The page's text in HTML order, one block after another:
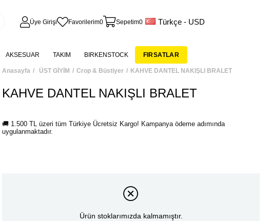
Üye Girişi Favorilerim0 Sepetim0 Türkçe - USD
AKSESUAR TAKIM BIRKENSTOCK FIRSATLAR
Anasayfa ÜST GİYİM Crop & Büstiyer KAHVE DANTEL NAKIŞLI BRALET
KAHVE DANTEL NAKIŞLI BRALET
Ürün stoklarımızda kalmamıştır.